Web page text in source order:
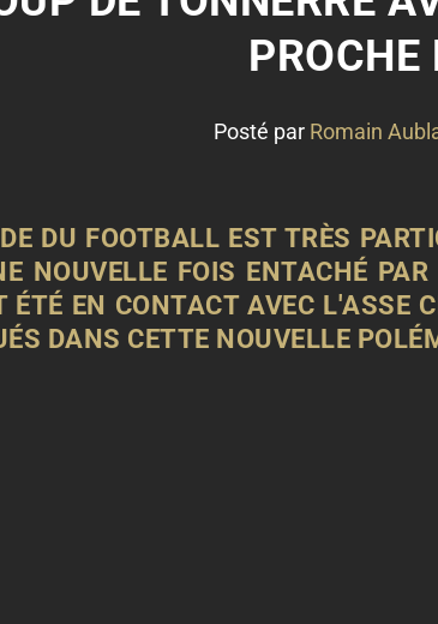
PROCHE
Posté par Romain
DU FOOTBALL EST TRÈS
NOUVELLE FOIS ENTACHÉ
ÉTÉ EN CONTACT AVEC L'ASSE
DANS CETTE NOUVELLE